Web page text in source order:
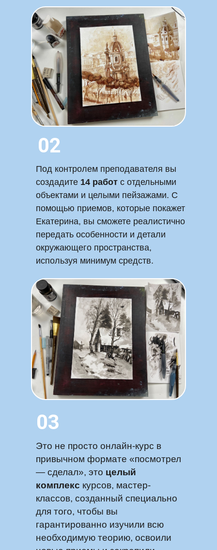
Под контролем преподавателя вы
создадите 14 работ с отдельными
объектами и целыми пейзажами. С
помощью приемов, которые покажет
Екатерина, вы сможете реалистично
передать особенности и детали
окружающего пространства,
используя минимум средств.
Это не просто онлайн-курс в
привычном формате «посмотрел
— сделал», это целый
комплекс курсов, мастер-
классов, созданный специально
для того, чтобы вы
гарантированно изучили всю
необходимую теорию, освоили
02
03